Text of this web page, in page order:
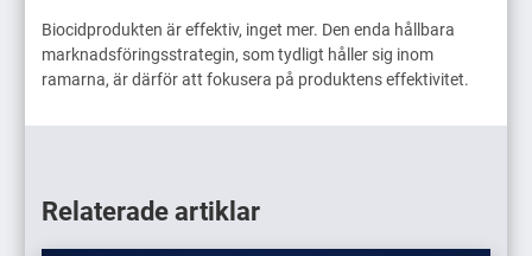
Biocidprodukten är effektiv, inget mer. Den enda hållbara
marknadsföringsstrategin, som tydligt håller sig inom
ramarna, är därför att fokusera på produktens effektivitet.
Relaterade artiklar